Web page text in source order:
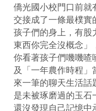
僑光國小校門口前就
交接成了一條最樸實
孩子們的身上，有股
東西你完全沒概念」
你看著孩子們嘰嘰喳
及「一年農作時程」
來一筆的聊天生活話
是未被琢磨過的玉石
還沒發現自己記憶中